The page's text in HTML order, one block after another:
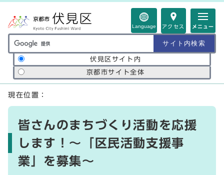
Language アクセス メニュー
サイト内検索の範囲
伏見区サイト内
京都市サイト全体
ここから本文です
現在位置：
皆さんのまちづくり活動を応援
します！～「区民活動支援事
業」を募集～